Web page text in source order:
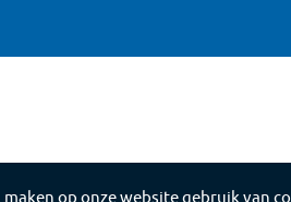
op onze website gebruik van